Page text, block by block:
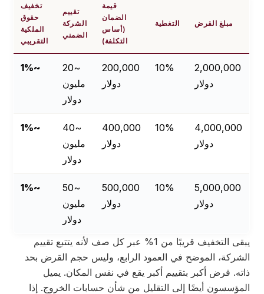
مبلغ القرض التغطية
قيمة
الضمان
(أساس
التكلفة)
تقييم
الشركة
الضمني
تخفيف
حقوق
الملكية
التقريبي
2,000,000
دولار
10%
200,000
دولار
~20
مليون
دولار
~1%
4,000,000
دولار
10%
400,000
دولار
~40
مليون
دولار
~1%
5,000,000
دولار
10%
500,000
دولار
~50
مليون
دولار
~1%
يبقى التخفيف قريبًا من 1% عبر كل صف لأنه يتتبع تقييم
الشركة، الموضح في العمود الرابع، وليس حجم القرض بحد
ذاته. قرض أكبر بتقييم أكبر يقع في نفس المكان. يميل
المؤسسون أيضًا إلى التقليل من شأن حسابات الخروج. إذا